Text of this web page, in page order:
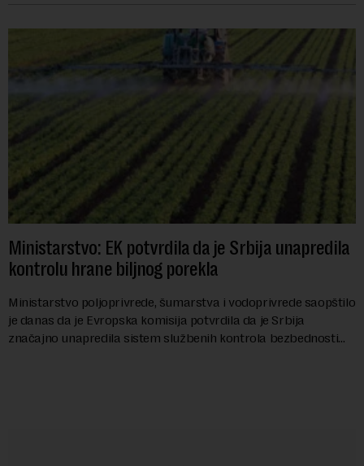
Ministarstvo: EK potvrdila da je Srbija unapredila
kontrolu hrane biljnog porekla
Ministarstvo poljoprivrede, šumarstva i vodoprivrede saopštilo
je danas da je Evropska komisija potvrdila da je Srbija
značajno unapredila sistem službenih kontrola bezbednosti